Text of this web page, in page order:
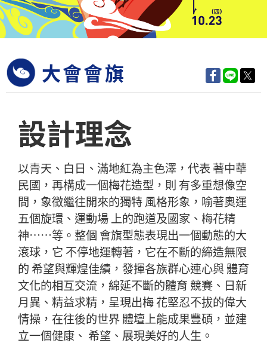
大會會旗
設計理念
以青天、白日、滿地紅為主色澤，代表 著中華
民國，再構成一個梅花造型，則 有多重想像空
間，象徵繼往開來的獨特 風格形象，喻著奧運
五個旋環、運動場 上的跑道及國家、梅花精
神……等。整個 會旗型態表現出一個動態的大
滾球，它 不停地運轉著，它在不斷的締造無限
的 希望與輝煌佳績，發揮各族群心連心與 體育
文化的相互交流，綿延不斷的體育 競賽、日新
月異、精益求精，呈現出梅 花堅忍不拔的偉大
情操，在往後的世界 體壇上能成果豐碩，並建
立一個健康、 希望、展現美好的人生。